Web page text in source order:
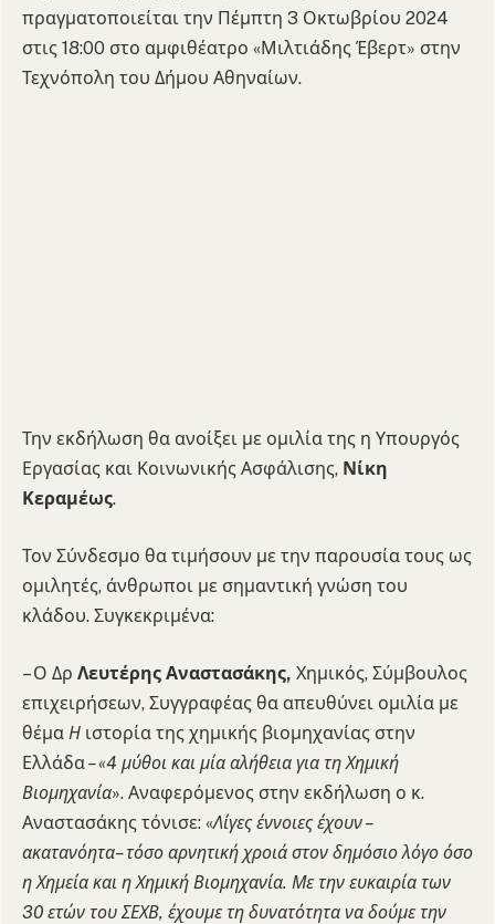
πραγματοποιείται την Πέμπτη 3 Οκτωβρίου 2024
στις 18:00 στο αμφιθέατρο «Μιλτιάδης Έβερτ» στην
Τεχνόπολη του Δήμου Αθηναίων.
Την εκδήλωση θα ανοίξει με ομιλία της η Υπουργός
Εργασίας και Κοινωνικής Ασφάλισης, Νίκη
Κεραμέως.
Τον Σύνδεσμο θα τιμήσουν με την παρουσία τους ως
ομιλητές, άνθρωποι με σημαντική γνώση του
κλάδου. Συγκεκριμένα:
– Ο Δρ Λευτέρης Αναστασάκης, Χημικός, Σύμβουλος
επιχειρήσεων, Συγγραφέας θα απευθύνει ομιλία με
θέμα Η ιστορία της χημικής βιομηχανίας στην
Ελλάδα – «4 μύθοι και μία αλήθεια για τη Χημική
Βιομηχανία». Αναφερόμενος στην εκδήλωση ο κ.
Αναστασάκης τόνισε: «Λίγες έννοιες έχουν –
ακατανόητα– τόσο αρνητική χροιά στον δημόσιο λόγο όσο
η Χημεία και η Χημική Βιομηχανία. Με την ευκαιρία των
30 ετών του ΣΕΧΒ, έχουμε τη δυνατότητα να δούμε την